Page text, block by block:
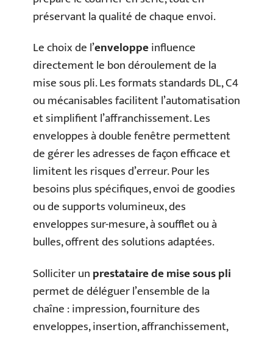
préservant la qualité de chaque envoi.
Le choix de l’enveloppeinfluence
directement le bon déroulement de la
mise sous pli. Les formats standards DL, C4
ou mécanisables facilitent l’automatisation
et simplifient l’affranchissement. Les
enveloppes à double fenêtre permettent
de gérer les adresses de façon efficace et
limitent les risques d’erreur. Pour les
besoins plus spécifiques, envoi de goodies
ou de supports volumineux, des
enveloppes sur-mesure, à soufflet ou à
bulles, offrent des solutions adaptées.
Solliciter unprestataire de mise sous pli
permet de déléguer l’ensemble de la
chaîne : impression, fourniture des
enveloppes, insertion, affranchissement,